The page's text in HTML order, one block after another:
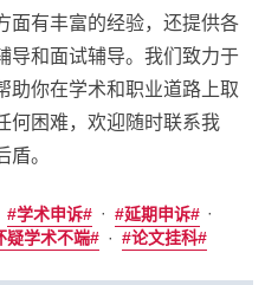
面有丰富的经验，还提供各
导和面试辅导。我们致力于
助你在学术和职业道路上取
何困难，欢迎随时联系我
。
学术申诉 · 延期申诉
·
疑学术不端 · 论文挂科